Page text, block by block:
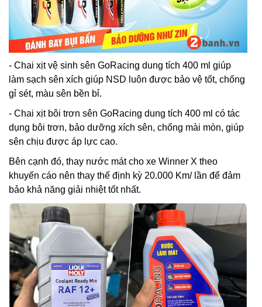
- Chai xịt vệ sinh sên GoRacing dung tích 400 ml giúp
làm sạch sên xích giúp NSD luôn được bảo vệ tốt, chống
gỉ sét, màu sên bền bỉ.
- Chai xịt bôi trơn sên GoRacing dung tích 400 ml có tác
dụng bôi trơn, bảo dưỡng xích sên, chống mài mòn, giúp
sên chịu được áp lực cao.
Bên cạnh đó, thay nước mát cho xe Winner X theo
khuyến cáo nên thay thế định kỳ 20.000 Km/ lần để đảm
bảo khả năng giải nhiệt tốt nhất.